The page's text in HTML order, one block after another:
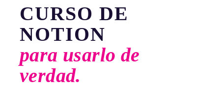
CURSO DE
NOTION
para usarlo de
verdad.